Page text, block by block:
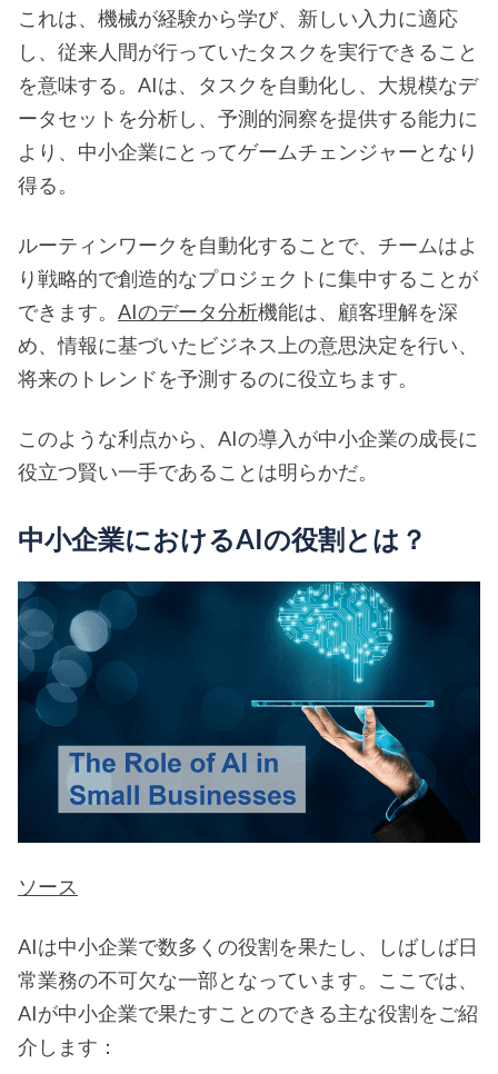
これは、機械が経験から学び、新しい入力に適応
し、従来人間が行っていたタスクを実行できること
を意味する。AIは、タスクを自動化し、大規模なデ
ータセットを分析し、予測的洞察を提供する能力に
より、中小企業にとってゲームチェンジャーとなり
得る。
ルーティンワークを自動化することで、チームはよ
り戦略的で創造的なプロジェクトに集中することが
できます。 AIのデータ分析機能は、顧客理解を深
め、情報に基づいたビジネス上の意思決定を行い、
将来のトレンドを予測するのに役立ちます。
このような利点から、AIの導入が中小企業の成長に
役立つ賢い一手であることは明らかだ。
中小企業におけるAIの役割とは？
ソース
AIは中小企業で数多くの役割を果たし、しばしば日
常業務の不可欠な一部となっています。ここでは、
AIが中小企業で果たすことのできる主な役割をご紹
介します：